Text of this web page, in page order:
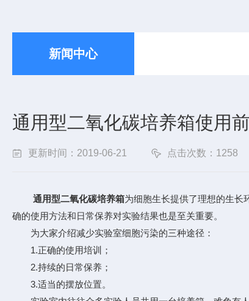
新闻中心
通用型二氧化碳培养箱使用
更新时间：2019-06-21 点击次数：1258
通用型二氧化碳培养箱为细胞生长提供了理想的生长
确的使用方法和日常保养对实验结果也是至关重要。
为大家介绍减少实验室细胞污染的三种途径：
1.正确的使用培训；
2.持续的日常保养；
3.适当的摆放位置。